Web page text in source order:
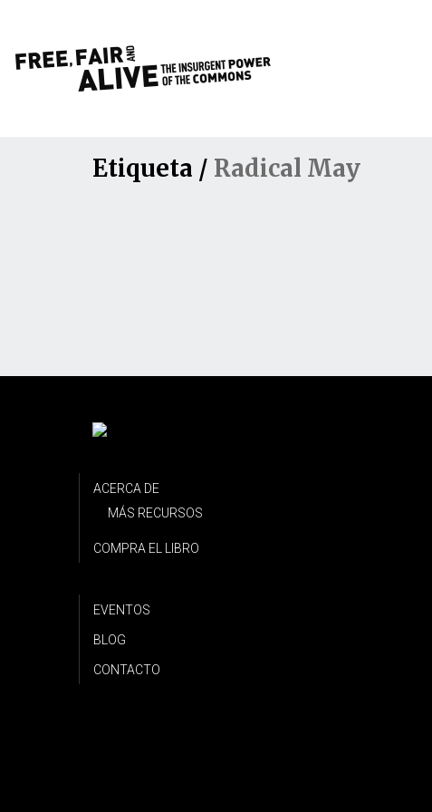
Etiqueta / Radical May
ACERCA DE
MÁS RECURSOS
COMPRA EL LIBRO
EVENTOS
BLOG
CONTACTO